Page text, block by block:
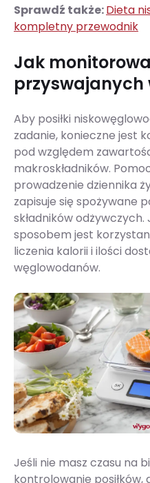
Sprawdź także:Dieta
kompletny przewodnik
Jak
przyswajanych
Aby posiłki
zadanie, konieczne jest
pod względem
makroskładników.
prowadzenie dziennika
zapisuje się spożywane
składników odżywczych.
sposobem jest
liczenia kalorii i ilości
węglowodanów.
Jeśli nie masz czasu na
kontrolowanie